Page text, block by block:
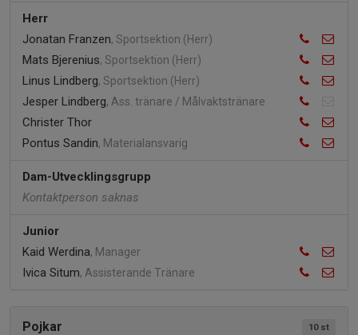
Herr
Jonatan Franzen, Sportsektion (Herr)
Mats Bjerenius, Sportsektion (Herr)
Linus Lindberg, Sportsektion (Herr)
Jesper Lindberg, Ass. tränare / Målvaktstränare
Christer Thor
Pontus Sandin, Materialansvarig
Dam-Utvecklingsgrupp
Kontaktperson saknas
Junior
Kaid Werdina, Manager
Ivica Situm, Assisterande Tränare
10 st
Pojkar